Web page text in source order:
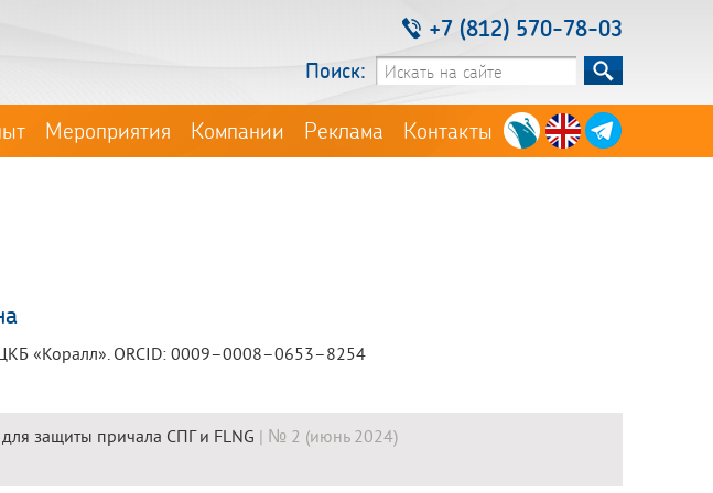
+7 (812) 570-78-03
Поиск:
Мероприятия Компании Реклама Контакты
«Коралл». ORCID: 0009–0008–0653–8254
защиты причала СПГ и FLNG | № 2 (июнь 2024)